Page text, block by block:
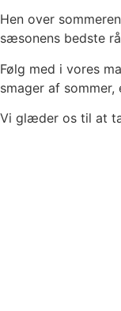
Hen over
sæsonens bedste
Følg med i vores
smager af sommer,
Vi glæder os til at